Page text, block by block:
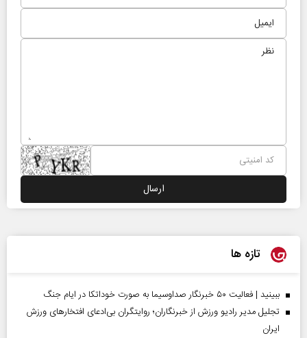
تازه ها
ببینید | فعالیت ۵۰ خبرنگار صداوسیما به صورت خوداتکا در ایام جنگ
تجلیل مدیر رادیو ورزش از خبرنگاران؛ روایتگران بی‌ادعای افتخارهای ورزش
ایران